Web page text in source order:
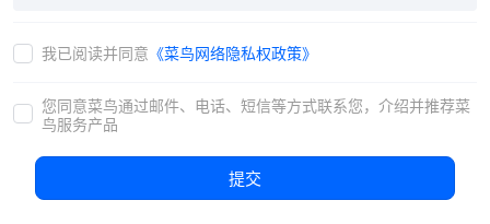
我已阅读并同意 《菜鸟网络隐私权政策》
您同意菜鸟通过邮件、电话、短信等方式联系您，介绍并推荐菜
鸟服务产品
提交